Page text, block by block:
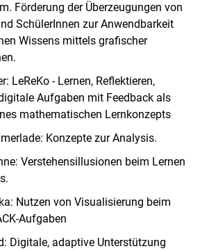
Förderung der Überzeugungen von
SchülerInnen zur Anwendbarkeit
Wissens mittels grafischer
LeReKo - Lernen, Reflektieren,
Aufgaben mit Feedback als
mathematischen Lernkonzepts
Konzepte zur Analysis.
Verstehensillusionen beim Lernen
Nutzen von Visualisierung beim
Aufgaben
Digitale, adaptive Unterstützung